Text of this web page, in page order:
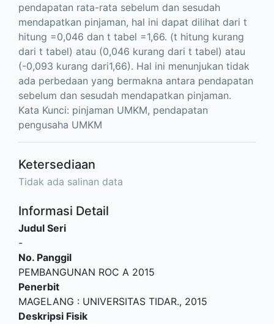
pendapatan rata-rata sebelum dan sesudah
mendapatkan pinjaman, hal ini dapat dilihat dari t
hitung =0,046 dan t tabel =1,66. (t hitung kurang
dari t tabel) atau (0,046 kurang dari t tabel) atau
(-0,093 kurang dari1,66). Hal ini menunjukan tidak
ada perbedaan yang bermakna antara pendapatan
sebelum dan sesudah mendapatkan pinjaman.
Kata Kunci: pinjaman UMKM, pendapatan
pengusaha UMKM
Ketersediaan
Tidak ada salinan data
Informasi Detail
Judul Seri
-
No. Panggil
PEMBANGUNAN ROC A 2015
Penerbit
MAGELANG : UNIVERSITAS TIDAR., 2015
Deskripsi Fisik